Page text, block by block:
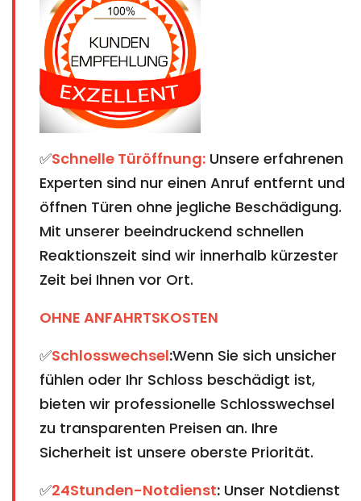
✅Schnelle Türöffnung: Unsere erfahrenen
Experten sind nur einen Anruf entfernt und
öffnen Türen ohne jegliche Beschädigung.
Mit unserer beeindruckend schnellen
Reaktionszeit sind wir innerhalb kürzester
Zeit bei Ihnen vor Ort.
OHNE ANFAHRTSKOSTEN
✅Schlosswechsel:Wenn Sie sich unsicher
fühlen oder Ihr Schloss beschädigt ist,
bieten wir professionelle Schlosswechsel
zu transparenten Preisen an. Ihre
Sicherheit ist unsere oberste Priorität.
✅24Stunden-Notdienst: Unser Notdienst